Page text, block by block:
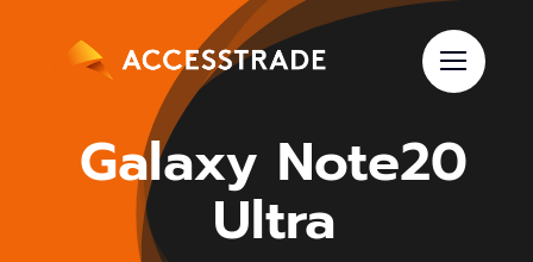
Galaxy Note20
Ultra